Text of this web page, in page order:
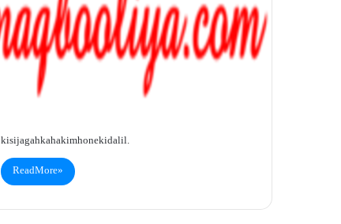
kisi jagah ka hakim hone ki dalil.
Read More »